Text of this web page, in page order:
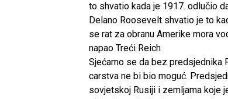
to shvatio kada je 1917. odlučio
Delano Roosevelt shvatio je to
se rat za obranu Amerike mora
napao Treći Reich
Sjećamo se da bez predsjednika
carstva ne bi bio moguć.
sovjetskoj Rusiji i zemljama koje